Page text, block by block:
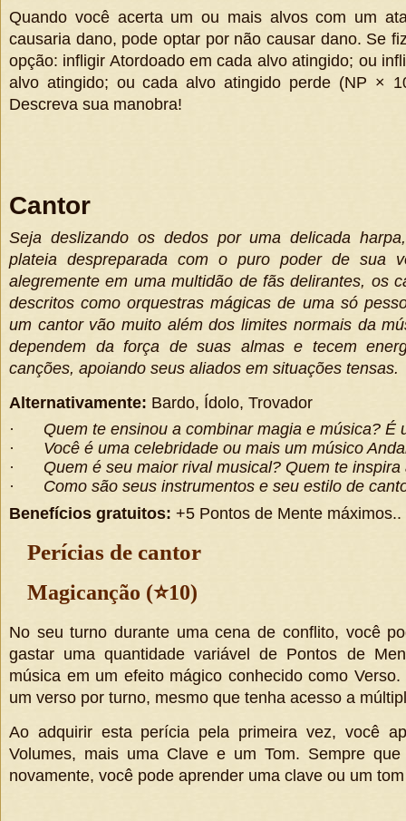
Quando você acerta um ou mais alvos com um
causaria dano, pode optar por não causar dano. Se
opção: infligir Atordoado em cada alvo atingido; ou
alvo atingido; ou cada alvo atingido perde (NP ×
Descreva sua manobra!
Cantor
Seja deslizando os dedos por uma delicada
plateia despreparada com o puro poder de sua
alegremente em uma multidão de fãs delirantes, os
descritos como orquestras mágicas de uma só
um cantor vão muito além dos limites normais da
dependem da força de suas almas e tecem
canções, apoiando seus aliados em situações tensas.
Alternativamente: Bardo, Ídolo, Trovador
·
Quem te ensinou a combinar magia e música? É
·
Você é uma celebridade ou mais um músico
·
Quem é seu maior rival musical? Quem te
·
Como são seus instrumentos e seu estilo de
Benefícios gratuitos: +5 Pontos de Mente máximos..
Perícias de cantor
Magicanção (⭐10)
No seu turno durante uma cena de conflito, você
gastar uma quantidade variável de Pontos de
música em um efeito mágico conhecido como
um verso por turno, mesmo que tenha acesso a
Ao adquirir esta perícia pela primeira vez, você
Volumes, mais uma Clave e um Tom. Sempre
novamente, você pode aprender uma clave ou um